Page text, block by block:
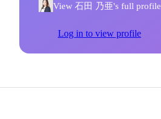
View 石田 乃亜's full profile
Log in to view profile